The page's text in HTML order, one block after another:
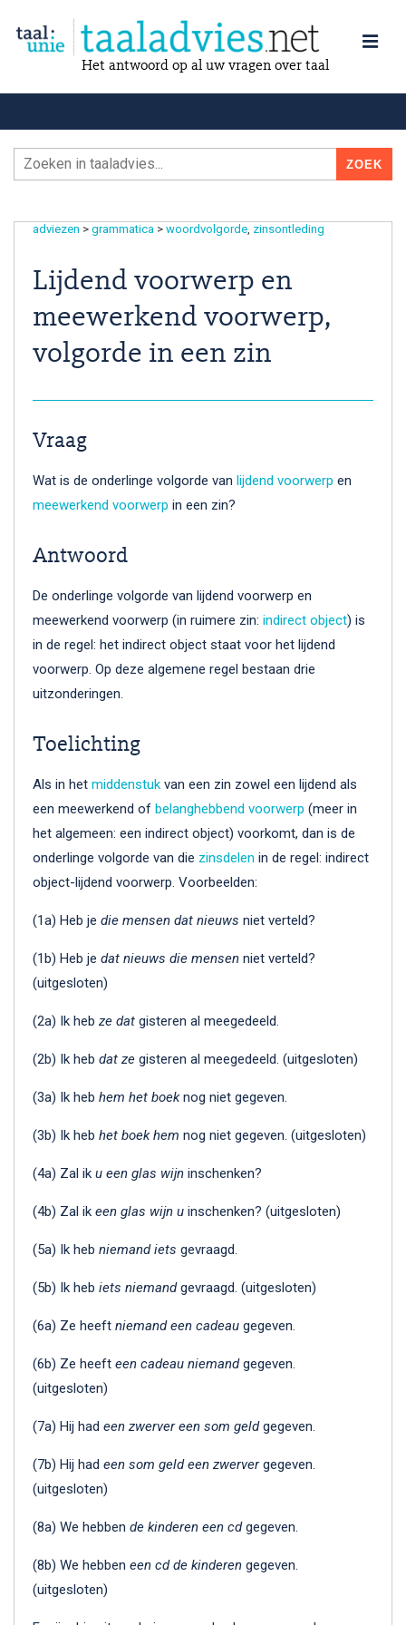
Het antwoord op al uw vragen over taal
adviezen > grammatica > woordvolgorde zinsontleding
Lijdend voorwerp en
meewerkend voorwerp,
volgorde in een zin
Vraag
Wat is de onderlinge volgorde van lijdend voorwerp en
meewerkend voorwerp in een zin?
Antwoord
De onderlinge volgorde van lijdend voorwerp en
meewerkend voorwerp (in ruimere zin: indirect object) is
in de regel: het indirect object staat voor het lijdend
voorwerp. Op deze algemene regel bestaan drie
uitzonderingen.
Toelichting
Als in het middenstuk van een zin zowel een lijdend als
een meewerkend of belanghebbend voorwerp (meer in
het algemeen: een indirect object) voorkomt, dan is de
onderlinge volgorde van die zinsdelen in de regel: indirect
object-lijdend voorwerp. Voorbeelden:
(1a) Heb je die mensen dat nieuws niet verteld?
(1b) Heb je dat nieuws die mensen niet verteld?
(uitgesloten)
(2a) Ik heb ze dat gisteren al meegedeeld.
(2b) Ik heb dat ze gisteren al meegedeeld. (uitgesloten)
(3a) Ik heb hem het boeknog niet gegeven.
(3b) Ik heb het boek hem nog niet gegeven. (uitgesloten)
(4a) Zal ik u een glas wijn inschenken?
(4b) Zal ik een glas wijn u inschenken? (uitgesloten)
(5a) Ik heb niemand iets gevraagd.
(5b) Ik heb iets niemandgevraagd. (uitgesloten)
(6a) Ze heeft niemand een cadeau gegeven.
(6b) Ze heeft een cadeau niemandgegeven.
(uitgesloten)
(7a) Hij had een zwerver een som geldgegeven.
(7b) Hij had een som geld een zwervergegeven.
(uitgesloten)
(8a) We hebben de kinderen een cdgegeven.
(8b) We hebben een cd de kinderen gegeven.
(uitgesloten)